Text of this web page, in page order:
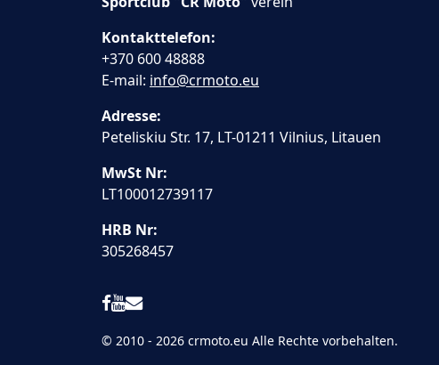
Kontakttelefon:
+370 600 48888
E-mail: info@crmoto.eu
Adresse:
Peteliskiu Str. 17, LT-01211 Vilnius, Litauen
MwSt Nr:
LT100012739117
HRB Nr:
305268457
© 2010 - 2026 crmoto.eu Alle Rechte vorbehalten.